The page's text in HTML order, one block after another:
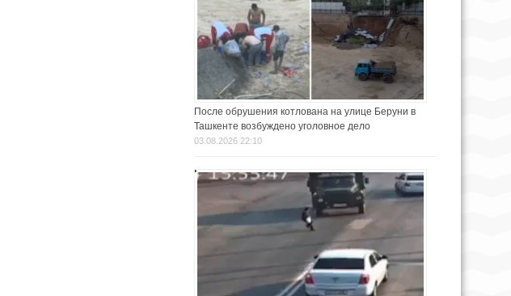
После обрушения котлована на улице Беруни в
Ташкенте возбуждено уголовное дело
03.08.2026 22:10